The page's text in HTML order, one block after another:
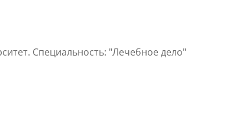
Специальность: "Лечебное дело"